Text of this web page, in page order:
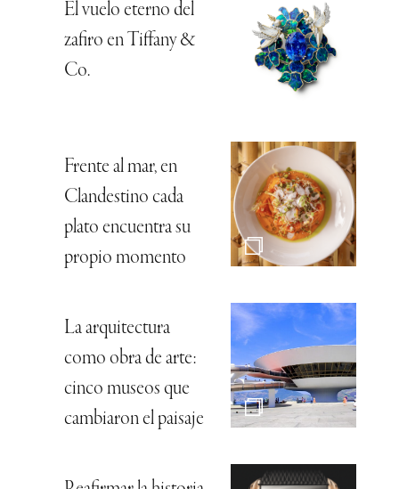
El vuelo eterno del
zafiro en Tiffany &
Co.
Frente al mar, en
Clandestino cada
plato encuentra su
propio momento
La arquitectura
como obra de arte:
cinco museos que
cambiaron el paisaje